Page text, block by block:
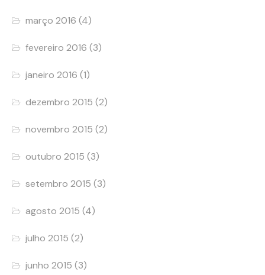
março 2016 (4)
fevereiro 2016 (3)
janeiro 2016 (1)
dezembro 2015 (2)
novembro 2015 (2)
outubro 2015 (3)
setembro 2015 (3)
agosto 2015 (4)
julho 2015 (2)
junho 2015 (3)